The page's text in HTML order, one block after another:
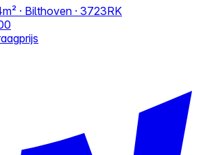
· Bilthoven · 3723RK